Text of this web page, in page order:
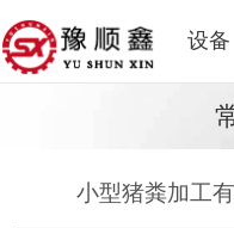
设备
小型猪粪加工